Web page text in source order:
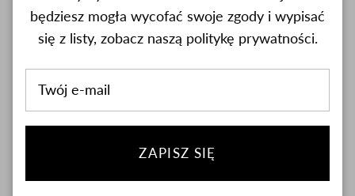
będziesz mogła wycofać swoje zgody i wypisać
się z listy, zobacz naszą politykę prywatności.
ZAPISZ SIĘ